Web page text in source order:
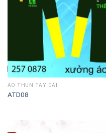
ÁO THUN TAY DÀI
ATD08